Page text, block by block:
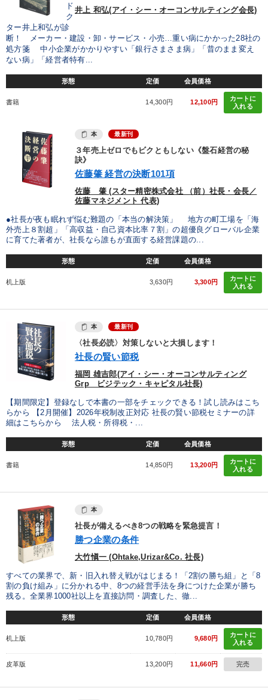
井上 和弘(アイ・シー・オーコンサルティング会長)
ド
ク
ター井上和弘が診
断！ メーカー・建設・卸・サービス・小売…重い病にかかった28社の
処方箋 中小企業がかかりやすい「銀行さまさま病」「昔のまま変え
ない病」「経営者特有...
形態 定価 会員価格
書籍 14,300円 12,100円
カートに
入れる
本 最新刊
３年売上ゼロでもビクともしない《盤石経営の秘
訣》
佐藤肇 経営の決断101項
佐藤 肇 (スター精密株式会社 （前）社長・会長／
佐藤マネジメント 代表)
●社長が夜も眠れず悩む難題の「本当の解決策」 地方の町工場を「海
外売上８割超」「高収益・自己資本比率７割」の超優良グローバル企業
に育てた著者が、社長なら誰もが直面する経営課題の...
形態 定価 会員価格
机上版 3,630円 3,300円
カートに
入れる
本 最新刊
〈社長必読〉対策しないと大損します！
社長の賢い節税
福岡 雄吉郎(アイ・シー・オーコンサルティング
Grp ビジテック・キャピタル社長)
【期間限定】登録なしで本書の一部をチェックできる！試し読みはこち
らから 【2月開催】2026年税制改正対応 社長の賢い節税セミナーの詳
細はこちらから 法人税・所得税・...
形態 定価 会員価格
書籍 14,850円 13,200円
カートに
入れる
本
社長が備えるべき8つの戦略を緊急提言！
勝つ企業の条件
大竹愼一 (Ohtake,Urizar&Co. 社長)
すべての業界で、新・旧入れ替え戦がはじまる！「2割の勝ち組」と「8
割の負け組み」に分かれる中、8つの経営手法を身につけた企業が勝ち
残る。全業界1000社以上を直接訪問・調査した、徹...
形態 定価 会員価格
机上版 10,780円 9,680円
カートに
入れる
皮革版 13,200円 11,660円 完売